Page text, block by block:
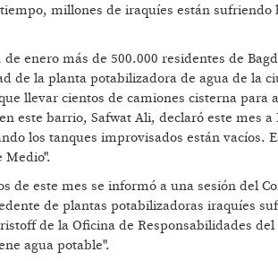
millones de iraquíes están
de enero más de 500.000 residentes de
de la planta potabilizadora de agua de la
llevar cientos de camiones cisterna
este barrio, Safwat Ali, declaró este mes
los tanques improvisados están vacíos.
Medio".
de este mes se informó a una sesión del
de plantas potabilizadoras iraquíes
de la Oficina de Responsabilidades
agua potable".